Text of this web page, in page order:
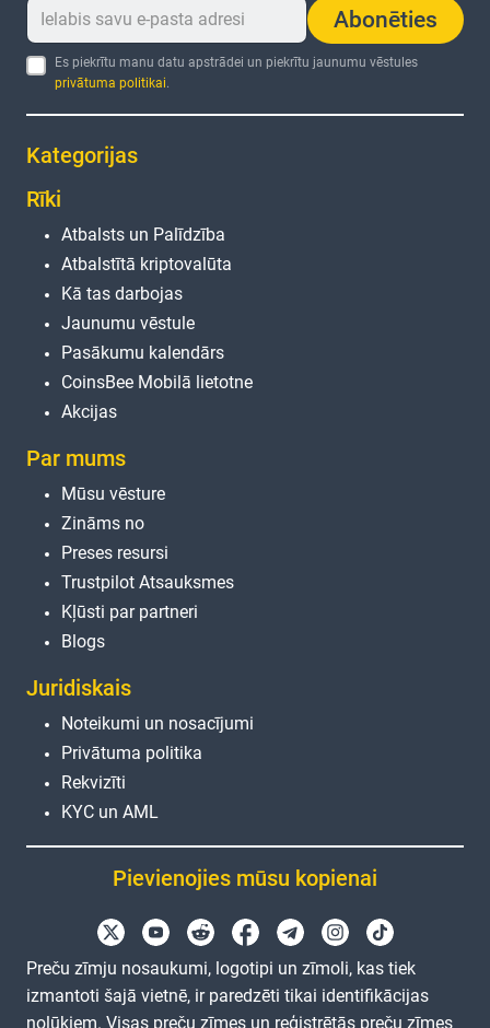
Abonēties
Es piekrītu manu datu apstrādei un piekrītu jaunumu vēstules
privātuma politikai.
Kategorijas
Rīki
Atbalsts un Palīdzība
Atbalstītā kriptovalūta
Kā tas darbojas
Jaunumu vēstule
Pasākumu kalendārs
CoinsBee Mobilā lietotne
Akcijas
Par mums
Mūsu vēsture
Zināms no
Preses resursi
Trustpilot Atsauksmes
Kļūsti par partneri
Blogs
Juridiskais
Noteikumi un nosacījumi
Privātuma politika
Rekvizīti
KYC un AML
Pievienojies mūsu kopienai
Preču zīmju nosaukumi, logotipi un zīmoli, kas tiek
izmantoti šajā vietnē, ir paredzēti tikai identifikācijas
nolūkiem. Visas preču zīmes un reģistrētās preču zīmes